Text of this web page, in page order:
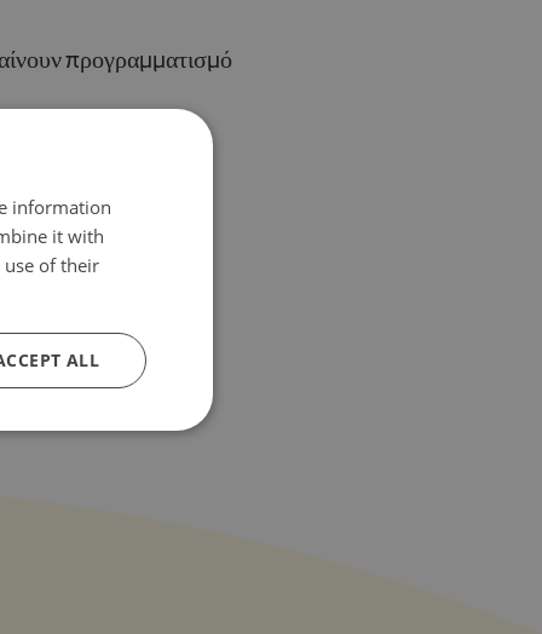
προγραμματισμό
information
it with
of their
ALL